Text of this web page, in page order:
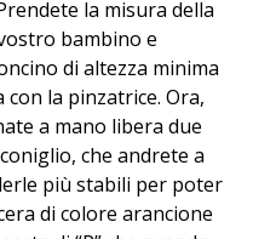
la misura della
bambino e
di altezza minima
con la pinzatrice. Ora,
a mano libera due
che andrete a
più stabili per poter
di colore arancione